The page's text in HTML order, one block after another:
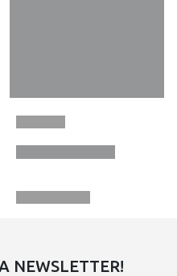
NEWSLETTER!